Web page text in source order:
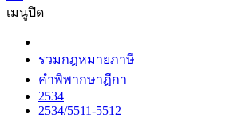
เมนูปิด
รวมกฎหมายภาษี
คำพิพากษาฏีกา
2534
2534/5511-5512